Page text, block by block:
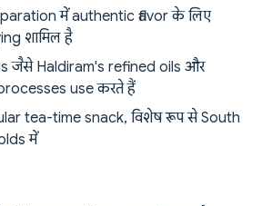
में authentic flavor के लिए
शामिल है
जैसे Haldiram's refined oils और
use करते हैं
tea-time snack, विशेष रूप से South
में